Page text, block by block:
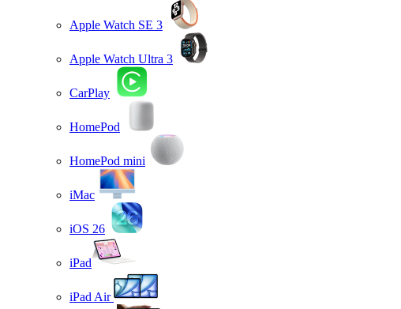
Apple Watch SE 3
Apple Watch Ultra 3
CarPlay
HomePod
HomePod mini
iMac
iOS 26
iPad
iPad Air